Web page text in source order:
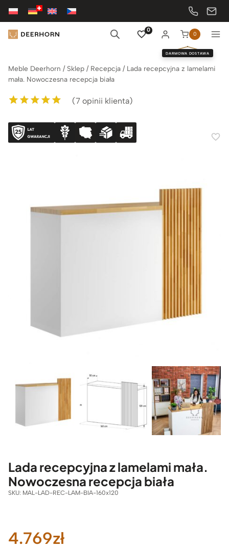
Przejdź
treści
0
0
DARMOWA DOSTAWA
Meble Deerhorn / Sklep / Recepcja / Lada recepcyjna z lamelami
mała. Nowoczesna recepcja biała
5.00na 5 na
podstawie
ocen klientów
(7 opinii klienta)
Lada recepcyjna z lamelami mała.
Nowoczesna recepcja biała
SKU: MAL-LAD-REC-LAM-BIA-160x120
4.769zł